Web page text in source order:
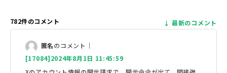
782件のコメント 最新のコメント
匿名のコメント｜
[17084]2024年8月1日 11:45:59